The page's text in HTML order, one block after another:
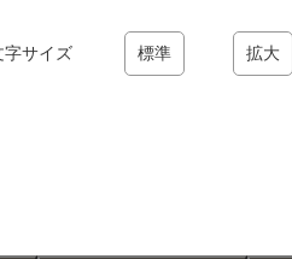
字サイズ 標準 拡大